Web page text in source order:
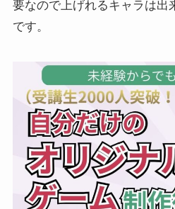
要なので上げれるキャラは出
です。